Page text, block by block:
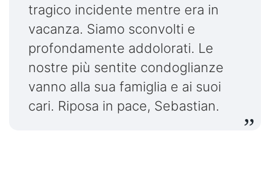
tragico incidente mentre era in
vacanza. Siamo sconvolti e
profondamente addolorati. Le
nostre più sentite condoglianze
vanno alla sua famiglia e ai suoi
cari. Riposa in pace, Sebastian.